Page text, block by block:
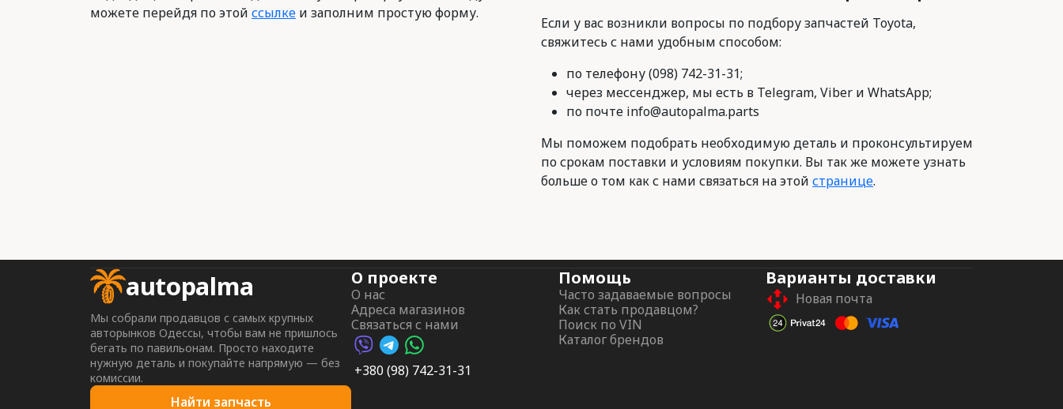
можете перейдя по этой ссылке и заполним простую форму.
Если у вас возникли вопросы по подбору запчастей Toyota,
свяжитесь с нами удобным способом:
по телефону (098) 742-31-31;
через мессенджер, мы есть в Telegram, Viber и WhatsApp;
по почте info@autopalma.parts
Мы поможем подобрать необходимую деталь и проконсультируем
по срокам поставки и условиям покупки. Вы так же можете узнать
больше о том как с нами связаться на этой странице.
autopalma
Мы собрали продавцов с самых крупных
авторынков Одессы, чтобы вам не пришлось
бегать по павильонам. Просто находите
нужную деталь и покупайте напрямую — без
комиссии.
Найти запчасть
О проекте
О нас
Адреса магазинов
Связаться с нами
Viber AutoPalma
Telegram AutoPalma
WhatsApp AutoPalma
+380 (98) 742-31-31
Помощь
Часто задаваемые вопросы
Как стать продавцом?
Поиск по VIN
Каталог брендов
Варианты доставки
Новая почта